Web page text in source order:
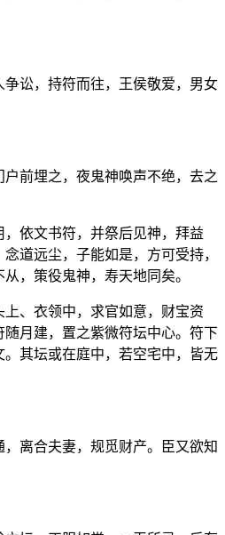
讼，持符而往，王侯敬爱，男女
前埋之，夜鬼神唤声不绝，去之
依文书符，并祭后见神，拜益
道远尘，子能如是，方可受持，
，策役鬼神，寿天地同矣。
、衣领中，求官如意，财宝资
月建，置之紫微符坛中心。符下
其坛或在庭中，若空宅中，皆无
离合夫妻，规觅财产。臣又欲知